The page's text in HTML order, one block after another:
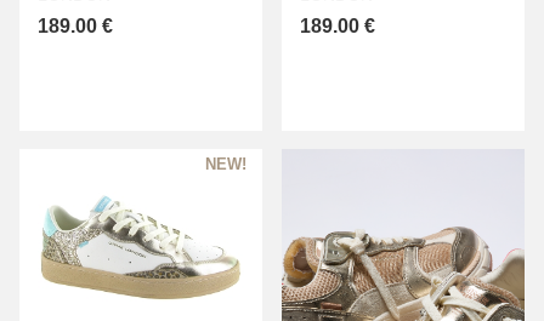
189.00 € 189.00 €